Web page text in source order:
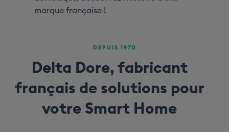
marque française !
DEPUIS 1970
Delta Dore, fabricant
français de solutions pour
votre Smart Home